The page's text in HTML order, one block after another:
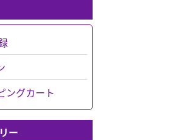
ングカート
ー